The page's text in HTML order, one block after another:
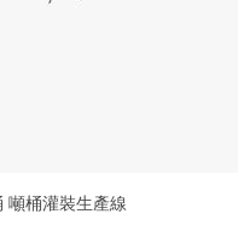
噸桶灌裝生產線